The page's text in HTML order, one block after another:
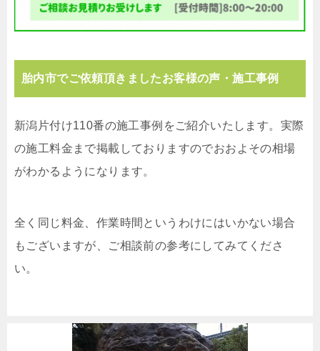
胎内市でご依頼頂きましたお客様の声・施工事例
新潟片付け110番の施工事例をご紹介いたします。実際
の施工料金まで掲載しておりますのでおおよその相場
がわかるようになります。
全く同じ料金、作業時間というわけにはいかない場合
もございますが、ご相談前の参考にしてみてくださ
い。